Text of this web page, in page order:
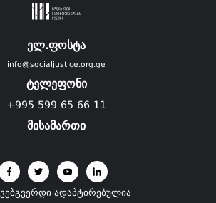
ელ.ფოსტა
info@socialjustice.org.ge
ტელეფონი
+995 599 65 66 11
მისამართი
ვებგვერდი ადაპტირებულია